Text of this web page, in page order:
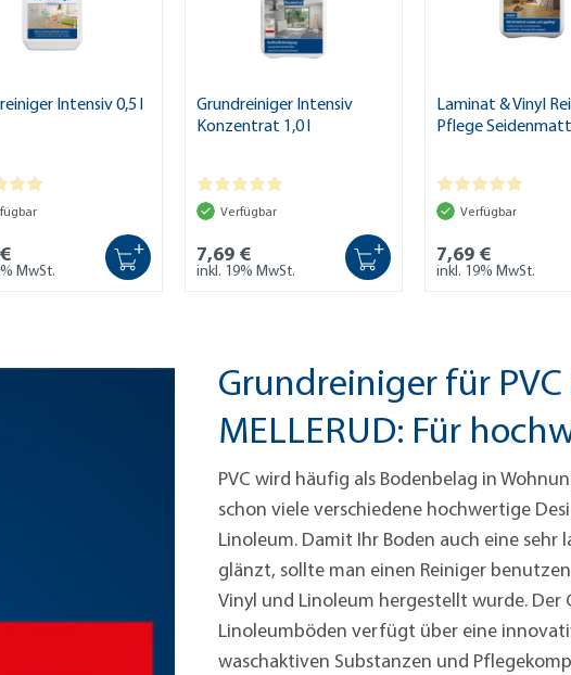
Intensiv 0,5 l
MwSt.
+
Grundreiniger Intensiv
Konzentrat 1,0 l
Verfügbar
7,69 €
inkl. 19% MwSt.
+
Laminat & Vinyl
Pflege
Verfügbar
7,69 €
inkl. 19% MwSt.
Grundreiniger für
MELLERUD: Für
PVC wird häufig als Bodenbelag in
schon viele verschiedene hochwertige
Linoleum. Damit Ihr Boden auch eine
glänzt, sollte man einen Reiniger
Vinyl und Linoleum hergestellt wurde. Der
Linoleumböden verfügt über eine
waschaktiven Substanzen und